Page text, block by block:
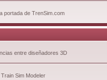
portada de TrenSim.com
entre diseñadores 3D
Sim Modeler